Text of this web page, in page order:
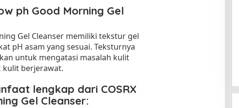
ph Good Morning Gel
Gel Cleanser memiliki tekstur gel
pH asam yang sesuai. Teksturnya
untuk mengatasi masalah kulit
kulit berjerawat.
lengkap dari COSRX
Gel Cleanser: